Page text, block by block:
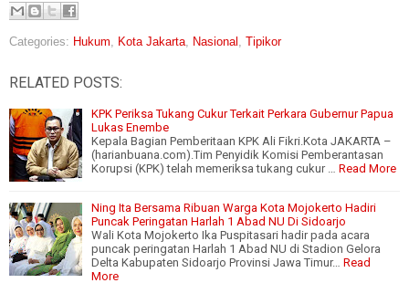
Categories: Hukum, Kota Jakarta, Nasional , Tipikor
RELATED POSTS:
KPK Periksa Tukang Cukur Terkait Perkara Gubernur Papua
Lukas Enembe
Kepala Bagian Pemberitaan KPK Ali Fikri.Kota JAKARTA –
(harianbuana.com).Tim Penyidik Komisi Pemberantasan
Korupsi (KPK) telah memeriksa tukang cukur … Read More
Ning Ita Bersama Ribuan Warga Kota Mojokerto Hadiri
Puncak Peringatan Harlah 1 Abad NU Di Sidoarjo
Wali Kota Mojokerto Ika Puspitasari hadir pada acara
puncak peringatan Harlah 1 Abad NU di Stadion Gelora
Delta Kabupaten Sidoarjo Provinsi Jawa Timur… Read
More